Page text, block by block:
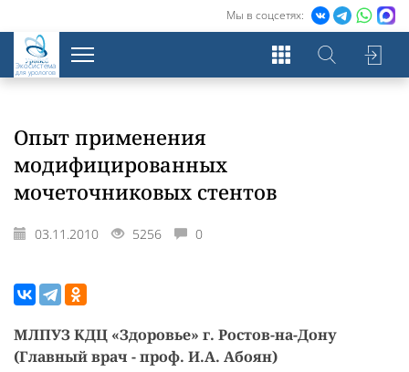
Мы в соцсетях:
Экосистема
для урологов
Опыт применения
модифицированных
мочеточниковых стентов
03.11.2010 5256 0
МЛПУЗ КДЦ «Здоровье» г. Ростов-на-Дону
(Главный врач - проф. И.А. Абоян)